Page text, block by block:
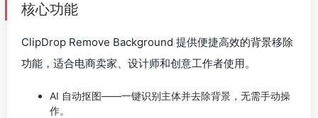
核心功能
ClipDrop Remove Background 提供便捷高效的背景移除
功能，适合电商卖家、设计师和创意工作者使用。
AI 自动抠图——一键识别主体并去除背景，无需手动操
作。